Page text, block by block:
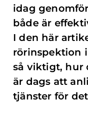
idag
både är
I den här
rörinspektion
så viktigt, hur
är dags att
tjänster för